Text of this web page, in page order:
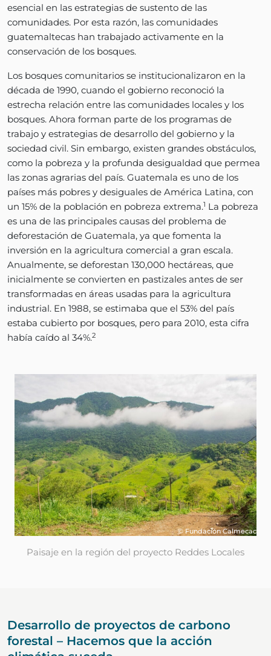
esencial en las estrategias de sustento de las
comunidades. Por esta razón, las comunidades
guatemaltecas han trabajado activamente en la
conservación de los bosques.
Los bosques comunitarios se institucionalizaron en la
década de 1990, cuando el gobierno reconoció la
estrecha relación entre las comunidades locales y los
bosques. Ahora forman parte de los programas de
trabajo y estrategias de desarrollo del gobierno y la
sociedad civil. Sin embargo, existen grandes obstáculos,
como la pobreza y la profunda desigualdad que permea
las zonas agrarias del país. Guatemala es uno de los
países más pobres y desiguales de América Latina, con
un 15% de la población en pobreza extrema.1 La pobreza
es una de las principales causas del problema de
deforestación de Guatemala, ya que fomenta la
inversión en la agricultura comercial a gran escala.
Anualmente, se deforestan 130,000 hectáreas, que
inicialmente se convierten en pastizales antes de ser
transformadas en áreas usadas para la agricultura
industrial. En 1988, se estimaba que el 53% del país
estaba cubierto por bosques, pero para 2010, esta cifra
había caído al 34%.2
© Fundación Calmecac
Paisaje en la región del proyecto Reddes Locales
Desarrollo de proyectos de carbono
forestal – Hacemos que la acción